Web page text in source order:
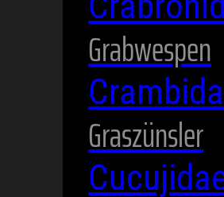
Grabwespen
Graszünsler